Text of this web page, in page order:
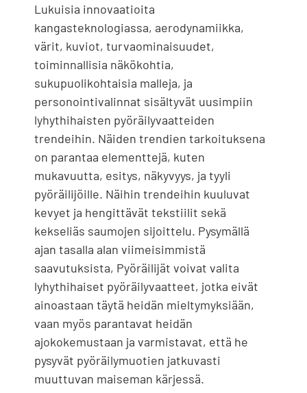
Lukuisia innovaatioita
kangasteknologiassa, aerodynamiikka,
värit, kuviot, turvaominaisuudet,
toiminnallisia näkökohtia,
sukupuolikohtaisia ​​malleja, ja
personointivalinnat sisältyvät uusimpiin
lyhythihaisten pyöräilyvaatteiden
trendeihin. Näiden trendien tarkoituksena
on parantaa elementtejä, kuten
mukavuutta, esitys, näkyvyys, ja tyyli
pyöräilijöille. Näihin trendeihin kuuluvat
kevyet ja hengittävät tekstiilit sekä
kekseliäs saumojen sijoittelu. Pysymällä
ajan tasalla alan viimeisimmistä
saavutuksista, Pyöräilijät voivat valita
lyhythihaiset pyöräilyvaatteet, jotka eivät
ainoastaan ​​täytä heidän mieltymyksiään,
vaan myös parantavat heidän
ajokokemustaan ​​ja varmistavat, että he
pysyvät pyöräilymuotien jatkuvasti
muuttuvan maiseman kärjessä.